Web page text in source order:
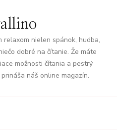
nielen spánok, hudba,
dobré na čítanie. Že máte
možnosti čítania a pestrý
náš online magazín.